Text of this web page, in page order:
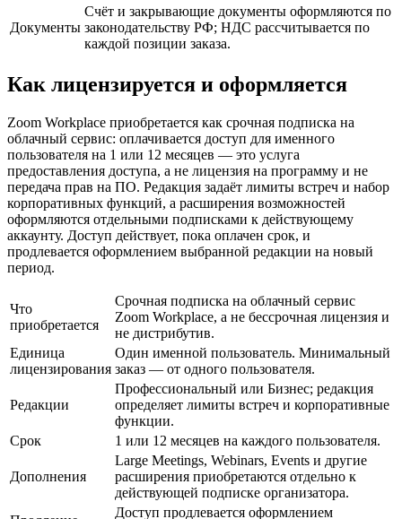
Документы
Счёт и закрывающие документы оформляются по
законодательству РФ; НДС рассчитывается по
каждой позиции заказа.
Как лицензируется и оформляется
Zoom Workplace приобретается как срочная подписка на
облачный сервис: оплачивается доступ для именного
пользователя на 1 или 12 месяцев — это услуга
предоставления доступа, а не лицензия на программу и не
передача прав на ПО. Редакция задаёт лимиты встреч и набор
корпоративных функций, а расширения возможностей
оформляются отдельными подписками к действующему
аккаунту. Доступ действует, пока оплачен срок, и
продлевается оформлением выбранной редакции на новый
период.
Что
приобретается
Срочная подписка на облачный сервис
Zoom Workplace, а не бессрочная лицензия и
не дистрибутив.
Единица
лицензирования
Один именной пользователь. Минимальный
заказ — от одного пользователя.
Редакции
Профессиональный или Бизнес; редакция
определяет лимиты встреч и корпоративные
функции.
Срок
1 или 12 месяцев на каждого пользователя.
Дополнения
Large Meetings, Webinars, Events и другие
расширения приобретаются отдельно к
действующей подписке организатора.
Доступ продлевается оформлением